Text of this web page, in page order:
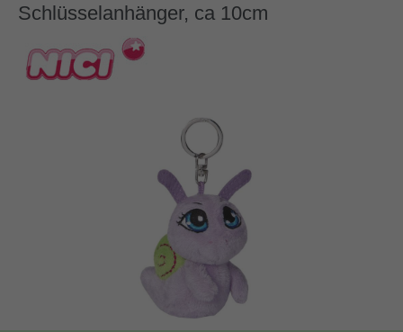
Schlüsselanhänger, ca 10cm
Bildergalerie überspringen